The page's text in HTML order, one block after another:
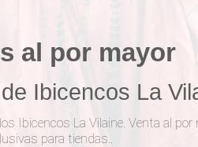
al por mayor
Ibicencos La
Ibicencos La Vilaine. Venta al por
para tiendas..